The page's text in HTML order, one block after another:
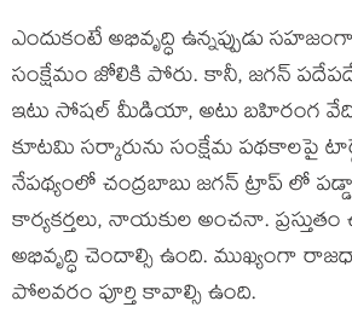
ఎందుకంటే అభివృద్ధి ఉన్నప్పుడు
సంక్షేమం జోలికి పోరు. కానీ, జగన్ పదేపదే
ఇటు సోషల్ మీడియా, అటు బహిరంగ
కూటమి సర్కారును సంక్షేమ పథకాలపై
నేపథ్యంలో చంద్రబాబు జగన్ ట్రాప్ లో
కార్యకర్తలు, నాయకుల అంచనా. ప్రస్తుతం
అభివృద్ధి చెందాల్సి ఉంది. ముఖ్యంగా
పోలవరం పూర్తి కావాల్సి ఉంది.